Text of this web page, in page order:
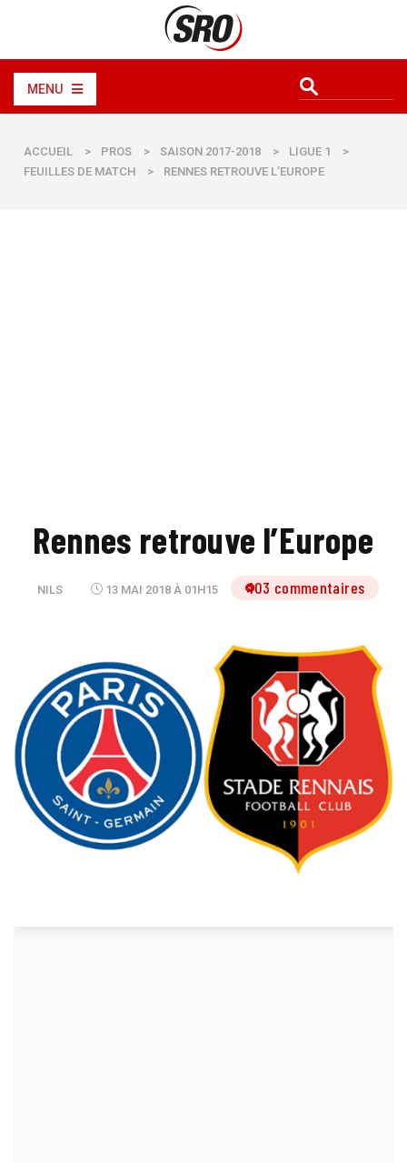
MENU
ACCUEIL > PROS > SAISON 2017-2018 > LIGUE 1
>
FEUILLES DE MATCH
> RENNES RETROUVE L’EUROPE
Rennes retrouve l’Europe
NILS 13 MAI 2018 À 01H15 103 commentaires